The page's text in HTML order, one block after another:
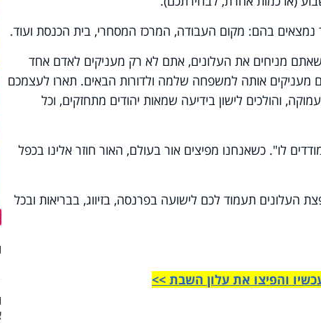
מניחים את העלונים, אתם לא רק מעניקים לאדם אחד
מעניקים אותה למשפחה שלמה ולדורות הבאים. תארו לעצמכם
והולכים לישון בידיעה שמאות יהודים מתחזקים, וכל
לו". כשאנחנו מפיצים אור בעולם, האור חוזר אלינו בכפל
העלונים תעמוד לכם לישועה בפרנסה, בזיווג, בבריאות ובכל
והפיצו את עלון השבת >>